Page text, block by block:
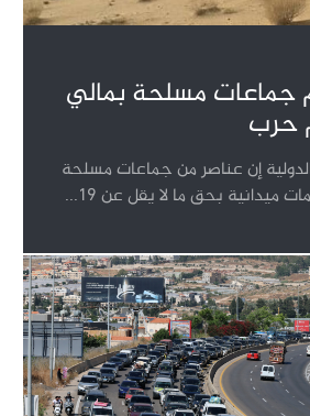
جماعات مسلحة بمالي
حرب
إن عناصر من جماعات مسلحة
ميدانية بحق ما لا يقل عن 19...